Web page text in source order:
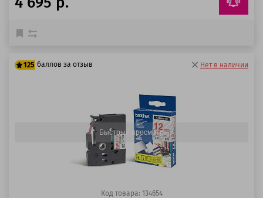
125 баллов за отзыв Нет в наличии
Быстрый просмотр
Код товара: 134654